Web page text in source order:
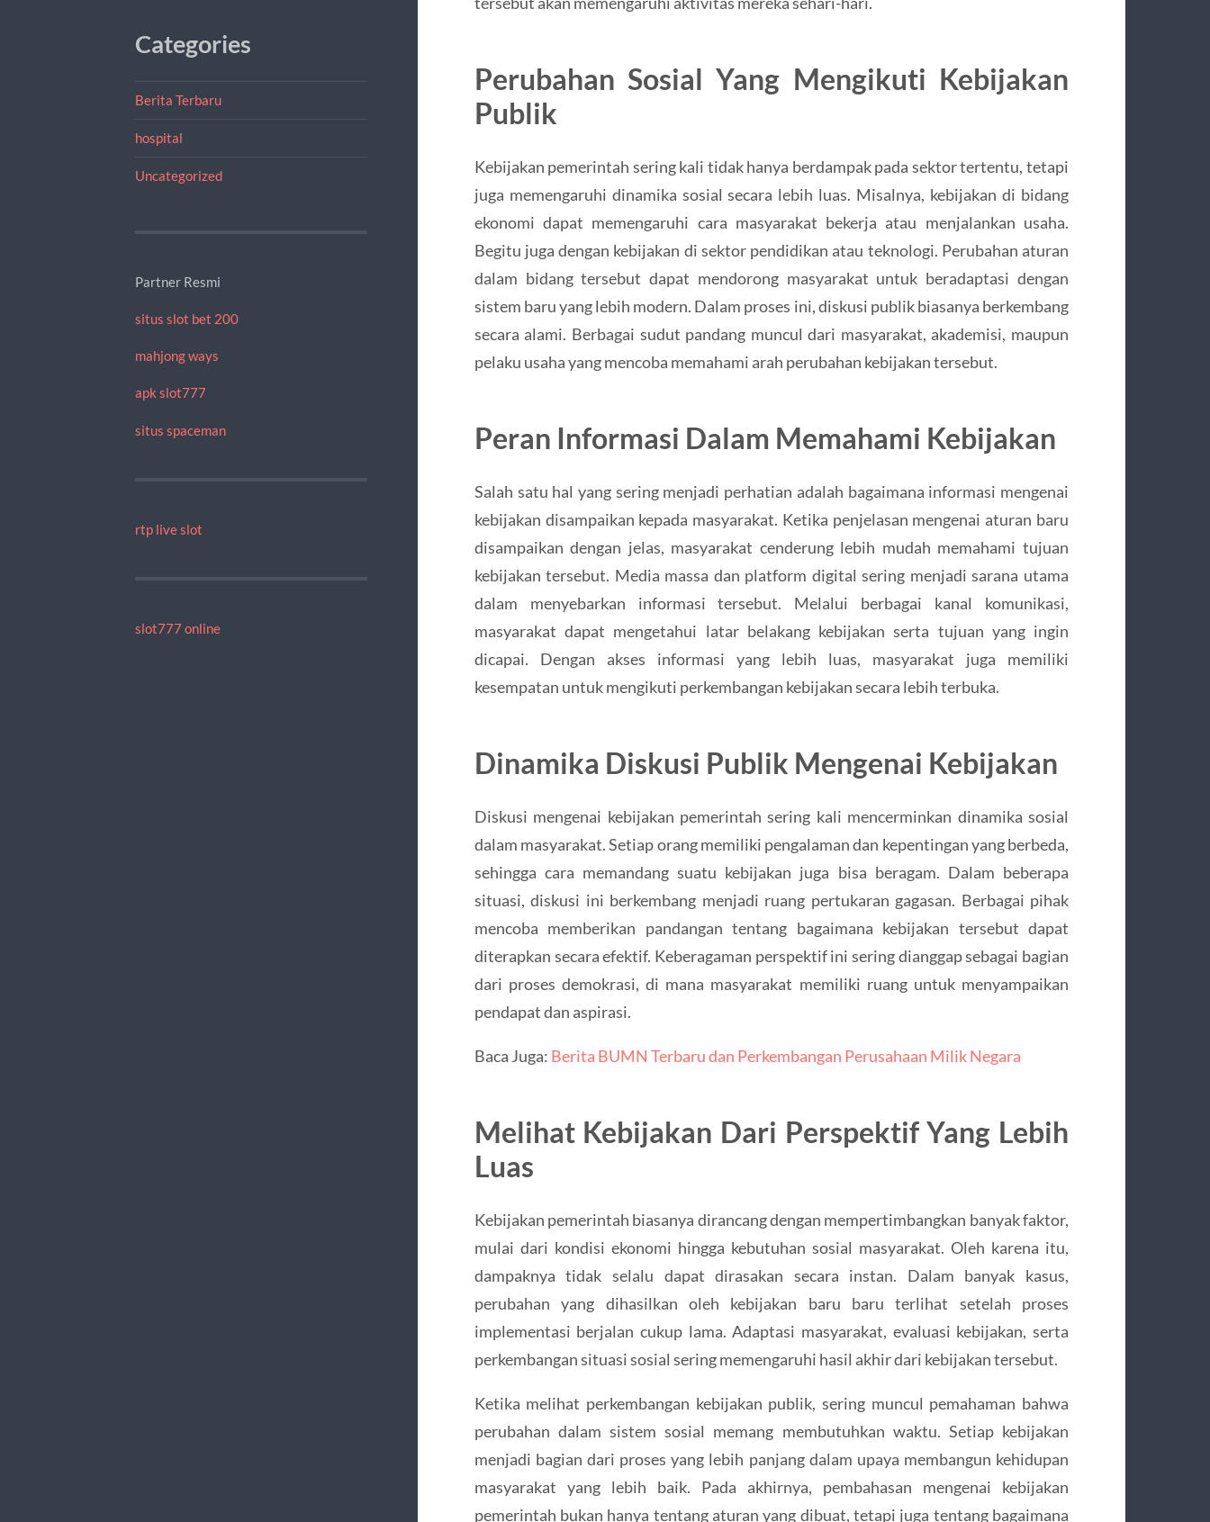
Categories
Berita Terbaru
hospital
Uncategorized
Partner Resmi
situs slot bet 200
mahjong ways
apk slot777
situs spaceman
rtp live slot
slot777 online
Perubahan Sosial Yang Mengikuti Kebijakan
Publik
Kebijakan pemerintah sering kali tidak hanya berdampak pada sektor tertentu, tetapi
juga memengaruhi dinamika sosial secara lebih luas. Misalnya, kebijakan di bidang
ekonomi dapat memengaruhi cara masyarakat bekerja atau menjalankan usaha.
Begitu juga dengan kebijakan di sektor pendidikan atau teknologi. Perubahan aturan
dalam bidang tersebut dapat mendorong masyarakat untuk beradaptasi dengan
sistem baru yang lebih modern. Dalam proses ini, diskusi publik biasanya berkembang
secara alami. Berbagai sudut pandang muncul dari masyarakat, akademisi, maupun
pelaku usaha yang mencoba memahami arah perubahan kebijakan tersebut.
Peran Informasi Dalam Memahami Kebijakan
Salah satu hal yang sering menjadi perhatian adalah bagaimana informasi mengenai
kebijakan disampaikan kepada masyarakat. Ketika penjelasan mengenai aturan baru
disampaikan dengan jelas, masyarakat cenderung lebih mudah memahami tujuan
kebijakan tersebut. Media massa dan platform digital sering menjadi sarana utama
dalam menyebarkan informasi tersebut. Melalui berbagai kanal komunikasi,
masyarakat dapat mengetahui latar belakang kebijakan serta tujuan yang ingin
dicapai. Dengan akses informasi yang lebih luas, masyarakat juga memiliki
kesempatan untuk mengikuti perkembangan kebijakan secara lebih terbuka.
Dinamika Diskusi Publik Mengenai Kebijakan
Diskusi mengenai kebijakan pemerintah sering kali mencerminkan dinamika sosial
dalam masyarakat. Setiap orang memiliki pengalaman dan kepentingan yang berbeda,
sehingga cara memandang suatu kebijakan juga bisa beragam. Dalam beberapa
situasi, diskusi ini berkembang menjadi ruang pertukaran gagasan. Berbagai pihak
mencoba memberikan pandangan tentang bagaimana kebijakan tersebut dapat
diterapkan secara efektif. Keberagaman perspektif ini sering dianggap sebagai bagian
dari proses demokrasi, di mana masyarakat memiliki ruang untuk menyampaikan
pendapat dan aspirasi.
Baca Juga: Berita BUMN Terbaru dan Perkembangan Perusahaan Milik Negara
Melihat Kebijakan Dari Perspektif Yang Lebih
Luas
Kebijakan pemerintah biasanya dirancang dengan mempertimbangkan banyak faktor,
mulai dari kondisi ekonomi hingga kebutuhan sosial masyarakat. Oleh karena itu,
dampaknya tidak selalu dapat dirasakan secara instan. Dalam banyak kasus,
perubahan yang dihasilkan oleh kebijakan baru baru terlihat setelah proses
implementasi berjalan cukup lama. Adaptasi masyarakat, evaluasi kebijakan, serta
perkembangan situasi sosial sering memengaruhi hasil akhir dari kebijakan tersebut.
Ketika melihat perkembangan kebijakan publik, sering muncul pemahaman bahwa
perubahan dalam sistem sosial memang membutuhkan waktu. Setiap kebijakan
menjadi bagian dari proses yang lebih panjang dalam upaya membangun kehidupan
masyarakat yang lebih baik. Pada akhirnya, pembahasan mengenai kebijakan
pemerintah bukan hanya tentang aturan yang dibuat, tetapi juga tentang bagaimana